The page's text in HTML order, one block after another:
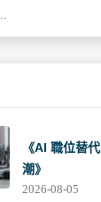
《AI 職位替代
潮》
2026-08-05